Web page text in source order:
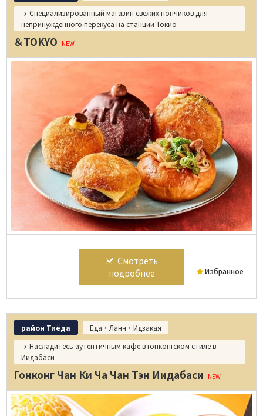
Специализированный магазин свежих пончиков для
непринуждённого перекуса на станции Токио
Избранное
＆TOKYO NEW
Смотреть
подробнее
район Тиёда
Еда・Ланч・Идзакая
Насладитесь аутентичным кафе в гонконгском стиле в
Иидабаси
Гонконг Чан Ки Ча Чан Тэн Иидабаси NEW